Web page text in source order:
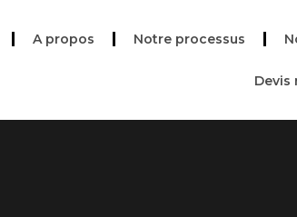
A propos Notre processus
Devis